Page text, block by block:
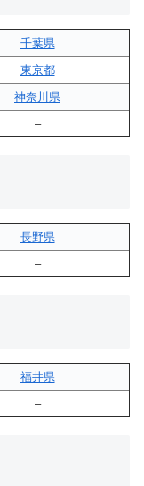
千葉県
東京都
神奈川県
–
長野県
–
福井県
–